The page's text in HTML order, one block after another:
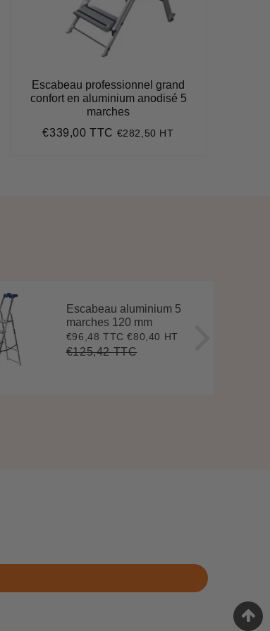
Escabeau professionnel grand
confort en aluminium anodisé 5
marches
Prix
€339,00 TTC €339,00
€282,50 HT
Escabeau aluminium 5
marches 120 mm
Prix
réduit
€96,48 TTC€96,48
€80,40 HT
Prix
€125,42 TTC€125,42